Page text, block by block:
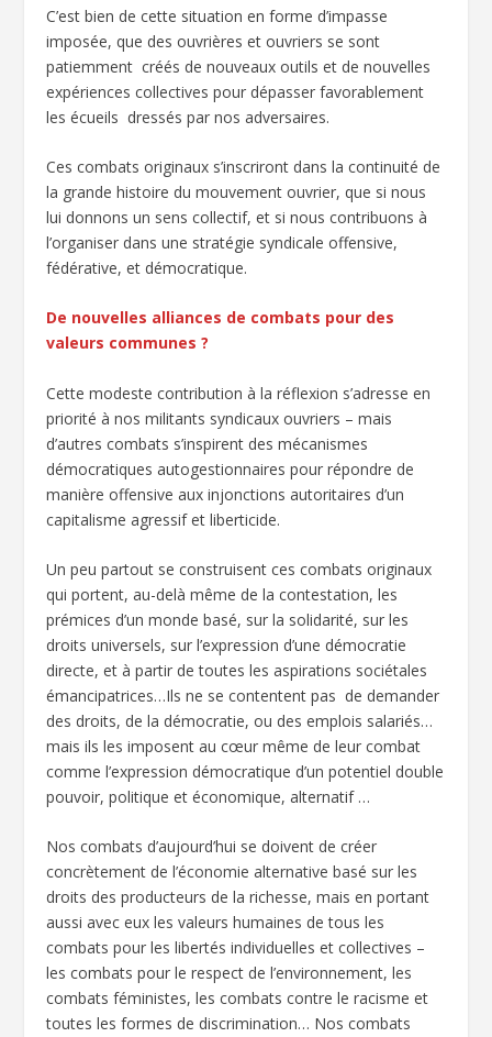
C’est bien de cette situation en forme d’impasse
imposée, que des ouvrières et ouvriers se sont
patiemment créés de nouveaux outils et de nouvelles
expériences collectives pour dépasser favorablement
les écueils dressés par nos adversaires.
Ces combats originaux s’inscriront dans la continuité de
la grande histoire du mouvement ouvrier, que si nous
lui donnons un sens collectif, et si nous contribuons à
l’organiser dans une stratégie syndicale offensive,
fédérative, et démocratique.
De nouvelles alliances de combats pour des
valeurs communes ?
Cette modeste contribution à la réflexion s’adresse en
priorité à nos militants syndicaux ouvriers – mais
d’autres combats s’inspirent des mécanismes
démocratiques autogestionnaires pour répondre de
manière offensive aux injonctions autoritaires d’un
capitalisme agressif et liberticide.
Un peu partout se construisent ces combats originaux
qui portent, au-delà même de la contestation, les
prémices d’un monde basé, sur la solidarité, sur les
droits universels, sur l’expression d’une démocratie
directe, et à partir de toutes les aspirations sociétales
émancipatrices…Ils ne se contentent pas de demander
des droits, de la démocratie, ou des emplois salariés…
mais ils les imposent au cœur même de leur combat
comme l’expression démocratique d’un potentiel double
pouvoir, politique et économique, alternatif …
Nos combats d’aujourd’hui se doivent de créer
concrètement de l’économie alternative basé sur les
droits des producteurs de la richesse, mais en portant
aussi avec eux les valeurs humaines de tous les
combats pour les libertés individuelles et collectives –
les combats pour le respect de l’environnement, les
combats féministes, les combats contre le racisme et
toutes les formes de discrimination… Nos combats